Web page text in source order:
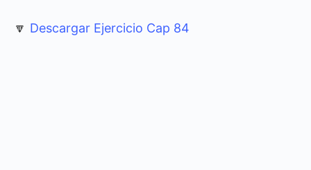
🔽 Descargar Ejercicio Cap 84